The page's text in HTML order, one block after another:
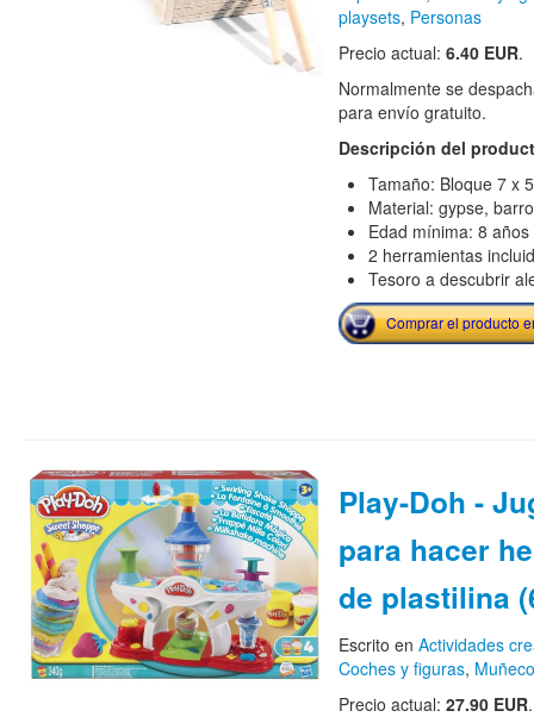
playsets, Personas
Precio actual: 6.40 EUR.
Normalmente se
para envío gratuito.
Descripción del
Tamaño: Bloque 7 x
Material: gypse,
Edad mínima: 8 años
2 herramientas
Tesoro a descubrir
Comprar el producto
Play-Doh -
para hacer
de plastilina
Escrito en Actividades
Coches y figuras,
Precio actual: 27.90 EUR.